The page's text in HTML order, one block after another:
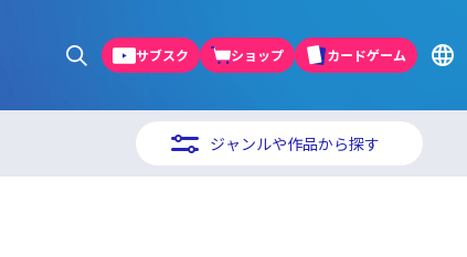
サブスク ショップ カードゲーム
ジャンルや作品から探す